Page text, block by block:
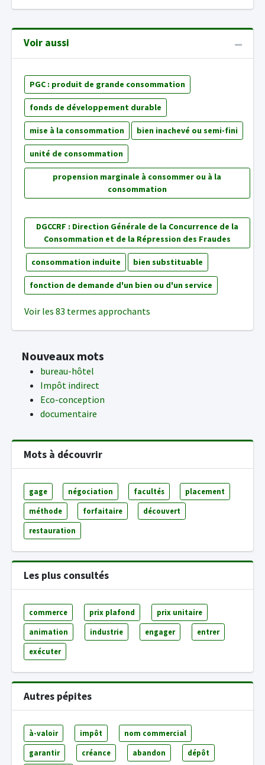
Voir aussi
PGC : produit de grande consommation
fonds de développement durable
mise à la consommation bien inachevé ou semi-fini
unité de consommation
propension marginale à consommer ou à la
consommation
DGCCRF : Direction Générale de la Concurrence de la
Consommation et de la Répression des Fraudes
consommation induite bien substituable
fonction de demande d'un bien ou d'un service
Voir les 83 termes approchants
Nouveaux mots
bureau-hôtel
Impôt indirect
Eco-conception
documentaire
Mots à découvrir
gage négociation facultés placement
méthode forfaitaire découvert
restauration
Les plus consultés
commerce prix plafond prix unitaire
animation industrie engager entrer
exécuter
Autres pépites
à-valoir impôt nom commercial
garantir créance abandon dépôt